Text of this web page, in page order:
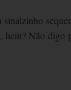
Não digo